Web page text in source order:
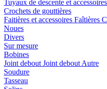
Tuyaux de descente et accessoires
Crochets de gouttières
Faitières et accessoires Faîtières
Noues
Divers
Sur mesure
Bobines
Joint debout Joint debout Autre
Soudure
Tasseau